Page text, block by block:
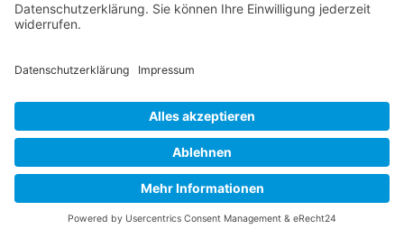
Wenn Sie unseren Newsletter abonnieren, erhalten Sie Infos zu
> Zum Anmeldeformular
Das Kulturzentrum.
Folge uns
Facebook
© 2016-2026 Hardtberg Kultur e.V. | Alle Rechte
vorbehalten.